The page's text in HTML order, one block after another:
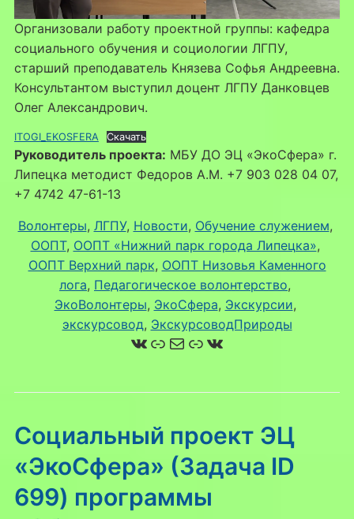
Организовали работу проектной группы: кафедра
социального обучения и социологии ЛГПУ,
старший преподаватель Князева Софья Андреевна.
Консультантом выступил доцент ЛГПУ Данковцев
Олег Александрович.
ITOGI_EKOSFERA Скачать
Руководитель проекта: МБУ ДО ЭЦ «ЭкоСфера» г.
Липецка методист Федоров А.М. +7 903 028 04 07,
+7 4742 47-61-13
Волонтеры, ЛГПУ, Новости, Обучение служением
ООПТ, ООПТ «Нижний парк города Липецка»
ООПТ Верхний парк, ООПТ Низовья Каменного
лога, Педагогическое волонтерство
ЭкоВолонтеры, ЭкоСфера, Экскурсии
экскурсовод, ЭкскурсоводПрироды
ВКонтакте
Ссылка
Почта
Ссылка
ВКонтакте
Социальный проект ЭЦ
«ЭкоСфера» (Задача ID
699) программы